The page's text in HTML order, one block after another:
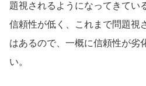
題視されるようになってきてい
信頼性が低く、これまで問題視
はあるので、一概に信頼性が劣
い。